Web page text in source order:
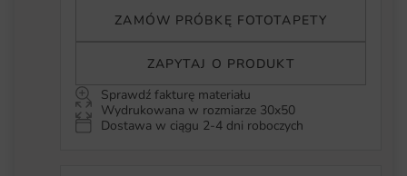
ZAMÓW PRÓBKĘ FOTOTAPETY
ZAPYTAJ O PRODUKT
Sprawdź fakturę materiału
Wydrukowana w rozmiarze 30x50
Dostawa w ciągu 2-4 dni roboczych